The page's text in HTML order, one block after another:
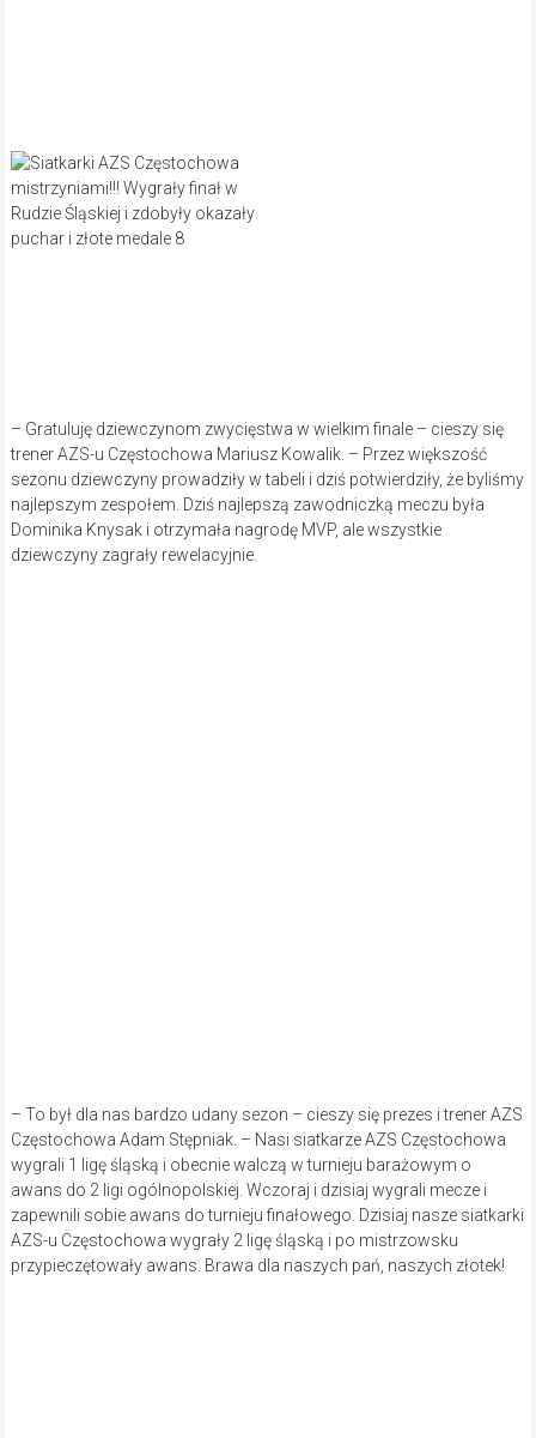
trener AZS-u Częstochowa Mariusz Kowalik. – Przez większość
sezonu dziewczyny prowadziły w tabeli i dziś potwierdziły, że byliśmy
najlepszym zespołem. Dziś najlepszą zawodniczką meczu była
Dominika Knysak i otrzymała nagrodę MVP, ale wszystkie
awans do 2 ligi ogólnopolskiej. Wczoraj i dzisiaj wygrali mecze i
zapewnili sobie awans do turnieju finałowego. Dzisiaj nasze siatkarki
AZS-u Częstochowa wygrały 2 ligę śląską i po mistrzowsku
przypieczętowały awans. Brawa dla naszych pań, naszych złotek!
KPKS Halemba – AZS Częstochowa 1:3
AZS Częstochowa:
D. Knysak, N. Kowalik, J. Kontowicz, P.
Szczawińska, A. Grabińska, P. Stankow, V. Kozik, A. Deska, M.
Bedlechowicz, S. Będkowska, K. Matyszczak. Trenerzy: M. Kowalik,
A. Stępniak.